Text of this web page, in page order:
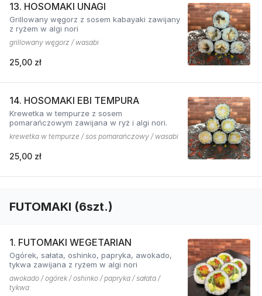
13. HOSOMAKI UNAGI
Grillowany węgorz z sosem kabayaki zawijany
z ryżem w algi nori
grillowany węgorz / wasabi
25,00 zł
14. HOSOMAKI EBI TEMPURA
Krewetka w tempurze z sosem
pomarańczowym zawijana w ryż i algi nori.
krewetka w tempurze / sos pomarańczowy / wasabi
25,00 zł
FUTOMAKI (6szt.)
1. FUTOMAKI WEGETARIAN
Ogórek, sałata, oshinko, papryka, awokado,
tykwa zawijana z ryżem w algi nori
awokado / ogórek / oshinko / papryka / sałata /
tykwa